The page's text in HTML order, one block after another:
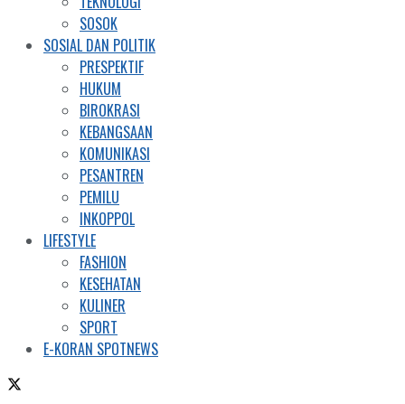
SOSOK
SOSIAL DAN POLITIK
PRESPEKTIF
HUKUM
BIROKRASI
KEBANGSAAN
KOMUNIKASI
PESANTREN
PEMILU
INKOPPOL
LIFESTYLE
FASHION
KESEHATAN
KULINER
SPORT
E-KORAN SPOTNEWS